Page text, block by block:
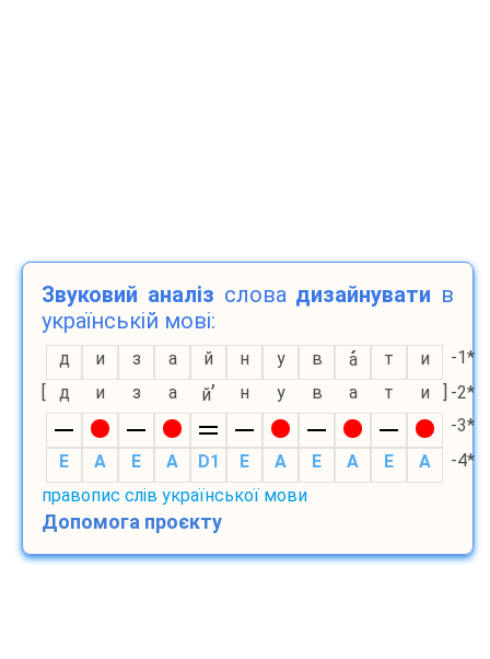
Звуковий аналіз слова дизайнувати в
українській мові:
д и з а й н у в а т и
-1*
[
д и з а й’ н у в а т и ] -2*
-3*
E
A E A D1 E A E A E A
-4*
правопис слів української мови
Допомога проєкту